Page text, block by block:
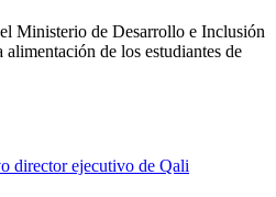
Ministerio de Desarrollo e Inclusión
de los estudiantes de